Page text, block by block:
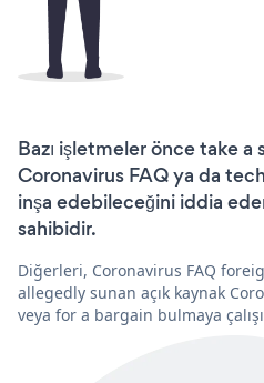
Bazı işletmeler önce take
Coronavirus FAQ ya da
inşa edebileceğini iddia
sahibidir.
Diğerleri, Coronavirus FAQ
allegedly sunan açık kaynak
veya for a bargain bulmaya